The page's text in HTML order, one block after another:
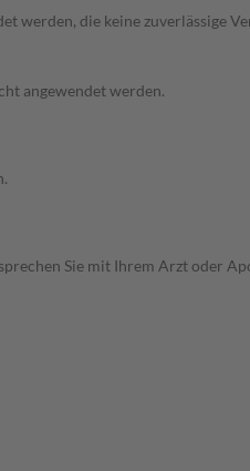
werden, die keine zuverlässige
angewendet werden.
Sie mit Ihrem Arzt oder